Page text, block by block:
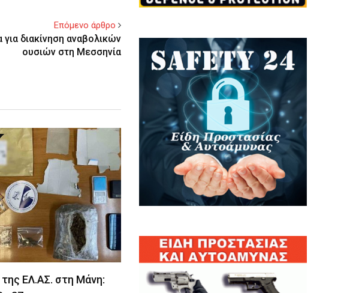
Επόμενο άρθρο
διακίνηση αναβολικών
ουσιών στη Μεσσηνία
της ΕΛ.ΑΣ. στη Μάνη: